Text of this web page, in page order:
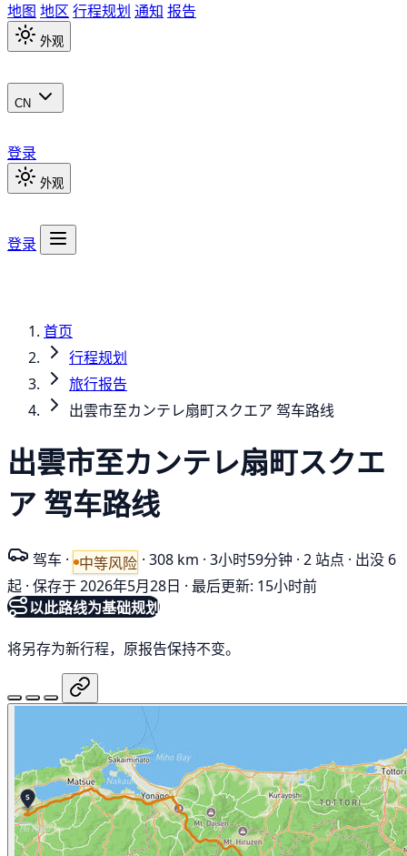
地图 地区 行程规划 通知 报告
外观
CN
登录
外观
登录
首页
行程规划
旅行报告
出雲市至カンテレ扇町スクエア 驾车路线
出雲市至カンテレ扇町スクエ
ア 驾车路线
驾车 · 中等风险 · 308 km · 3小时59分钟 · 2 站点 · 出没 6
起 · 保存于 2026年5月28日 · 最后更新: 15小时前
以此路线为基础规划
将另存为新行程，原报告保持不变。